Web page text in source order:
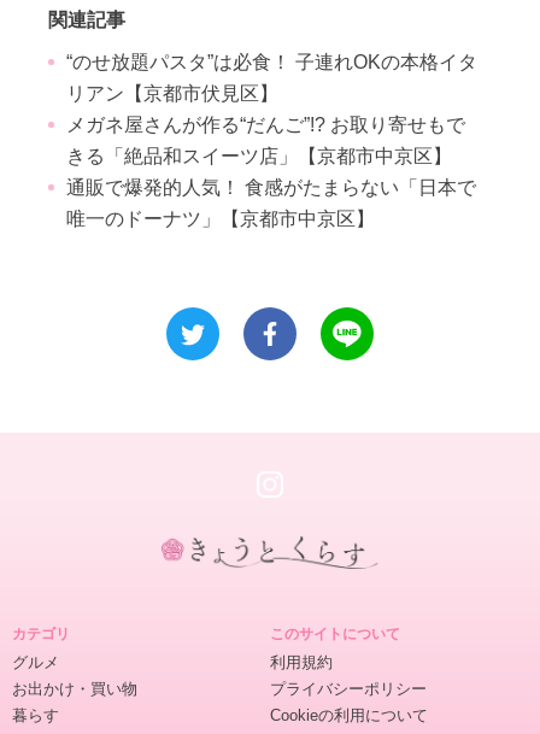
関連記事
“のせ放題パスタ”は必食！ 子連れOKの本格イタ
リアン【京都市伏見区】
メガネ屋さんが作る“だんご”!? お取り寄せもで
きる「絶品和スイーツ店」【京都市中京区】
通販で爆発的人気！ 食感がたまらない「日本で
唯一のドーナツ」【京都市中京区】
カテゴリ
グルメ
お出かけ・買い物
暮らす
このサイトについて
利用規約
プライバシーポリシー
Cookieの利用について